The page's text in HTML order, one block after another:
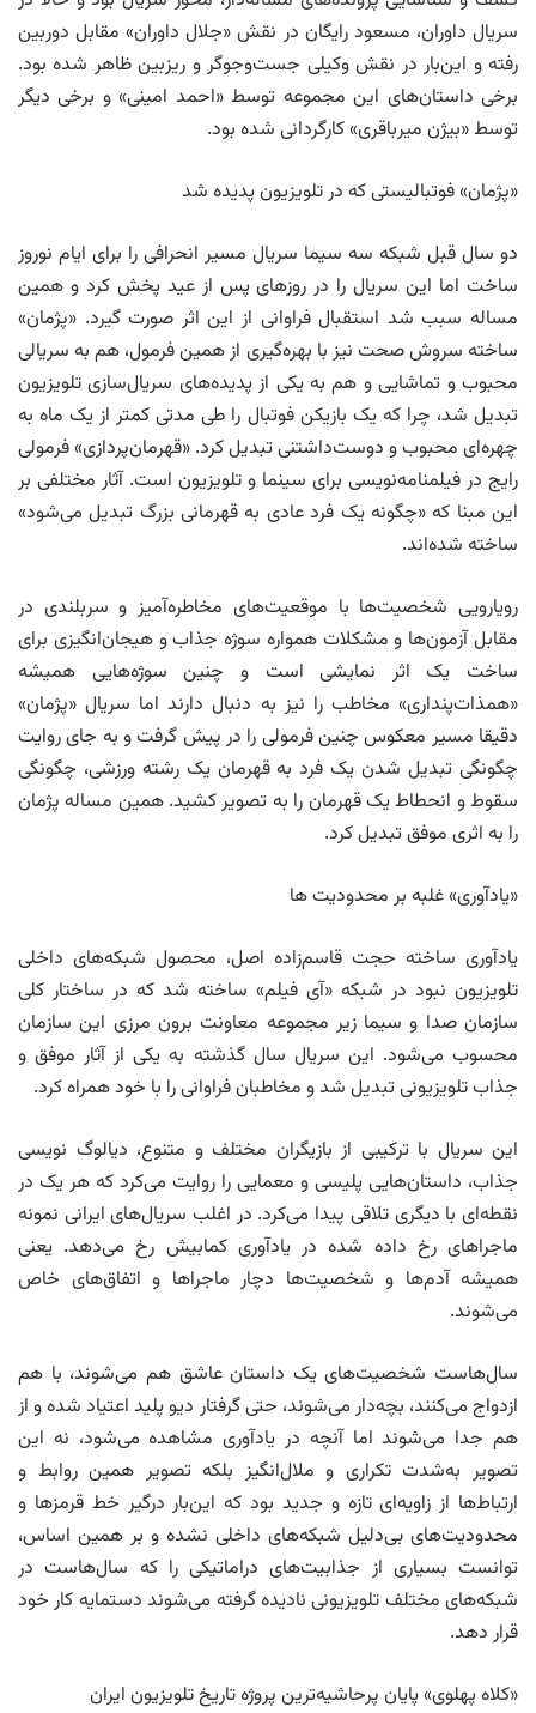
سریال داوران، مسعود رایگان در نقش «جلال داوران» مقابل دوربین
رفته و این‌بار در نقش وکیلی جست‌وجوگر و ریزبین ظاهر شده بود.
برخی داستان‌های این مجموعه توسط «احمد امینی» و برخی دیگر
توسط «بیژن میرباقری» کارگردانی شده بود.
«پژمان» فوتبالیستی که در تلویزیون پدیده شد
دو سال قبل شبکه سه سیما سریال مسیر انحرافی را برای ایام نوروز
ساخت اما این سریال را در روزهای پس از عید پخش کرد و همین
مساله سبب شد استقبال فراوانی از این اثر صورت گیرد. «پژمان»
ساخته سروش صحت نیز با بهره‌گیری از همین فرمول، هم به سریالی
محبوب و تماشایی و هم به یکی از پدیده‌های سریال‌سازی تلویزیون
تبدیل شد، چرا که یک بازیکن فوتبال را طی مدتی کمتر از یک ماه به
چهره‌ای محبوب و دوست‌داشتنی تبدیل کرد. «قهرمان‌پردازی» فرمولی
رایج در فیلمنامه‌نویسی برای سینما و تلویزیون است. آثار مختلفی بر
این مبنا که «چگونه یک فرد عادی به قهرمانی بزرگ تبدیل می‌شود»
ساخته شده‌اند.
رویارویی شخصیت‌ها با موقعیت‌های مخاطره‌آمیز و سربلندی در
مقابل آزمون‌ها و مشکلات همواره سوژه جذاب و هیجان‌انگیزی برای
ساخت یک اثر نمایشی است و چنین سوژه‌هایی همیشه
«همذات‌پنداری» مخاطب را نیز به دنبال دارند اما سریال «پژمان»
دقیقا مسیر معکوس چنین فرمولی را در پیش گرفت و به جای روایت
چگونگی تبدیل شدن یک فرد به قهرمان یک رشته ورزشی، چگونگی
سقوط و انحطاط یک قهرمان را به تصویر کشید. همین مساله پژمان
را به اثری موفق تبدیل کرد.
«یادآوری» غلبه بر محدودیت ها
یادآوری ساخته حجت قاسم‌زاده اصل، محصول شبکه‌های داخلی
تلویزیون نبود در شبکه «آی فیلم» ساخته شد که در ساختار کلی
سازمان صدا و سیما زیر مجموعه معاونت برون مرزی این سازمان
محسوب می‌شود. این سریال سال گذشته به یکی از آثار موفق و
جذاب تلویزیونی تبدیل شد و مخاطبان فراوانی را با خود همراه کرد.
این سریال با ترکیبی از بازیگران مختلف و متنوع، دیالوگ نویسی
جذاب، داستان‌هایی پلیسی و معمایی را روایت می‌کرد که هر یک در
نقطه‌ای با دیگری تلاقی پیدا می‌کرد. در اغلب سریال‌های ایرانی نمونه
ماجراهای رخ داده شده در یادآوری کمابیش رخ می‌دهد. یعنی
همیشه آدم‌ها و شخصیت‌ها دچار ماجراها و اتفاق‌های خاص
می‌شوند.
سال‌هاست شخصیت‌های یک داستان عاشق هم می‌شوند، با هم
ازدواج می‌کنند، بچه‌دار می‌شوند، حتی گرفتار دیو پلید اعتیاد شده و از
هم جدا می‌شوند اما آنچه در یادآوری مشاهده می‌شود، نه این
تصویر به‌شدت تکراری و ملال‌انگیز بلکه تصویر همین روابط و
ارتباط‌ها از زاویه‌ای تازه و جدید بود که این‌بار درگیر خط قرمزها و
محدودیت‌های بی‌دلیل شبکه‌های داخلی نشده و بر همین اساس،
توانست بسیاری از جذابیت‌های دراماتیکی را که سال‌هاست در
شبکه‌های مختلف تلویزیونی نادیده گرفته می‌شوند دستمایه کار خود
قرار دهد.
«کلاه پهلوی» پایان پرحاشیه‌ترین پروژه تاریخ تلویزیون ایران